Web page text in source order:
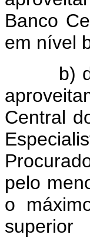
Banco
em nível
b) de
Central
pelo
o
superior